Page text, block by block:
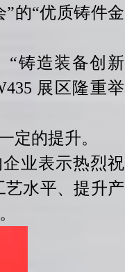
的“优质铸件金
铸造装备创新
展区隆重举
定的提升。
业表示热烈祝
水平、提升产